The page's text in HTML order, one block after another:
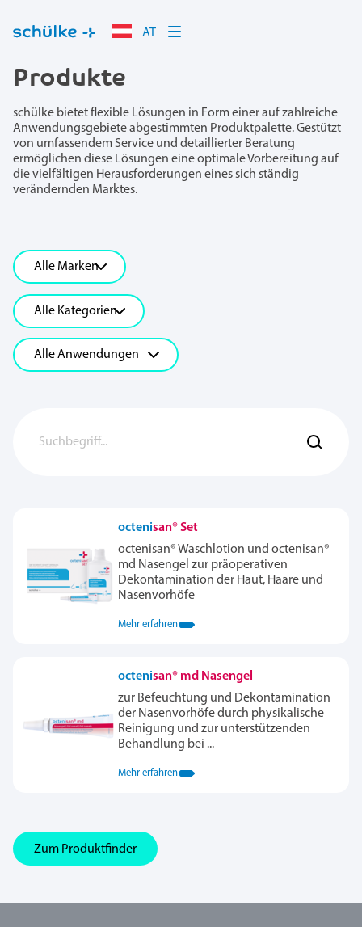
AT
Produkte
schülke bietet flexible Lösungen in Form einer auf zahlreiche
Anwendungsgebiete abgestimmten Produktpalette. Gestützt
von umfassendem Service und detaillierter Beratung
ermöglichen diese Lösungen eine optimale Vorbereitung auf
die vielfältigen Herausforderungen eines sich ständig
verändernden Marktes.
octenisan® Set
octenisan® Waschlotion und octenisan®
md Nasengel zur präoperativen
Dekontamination der Haut, Haare und
Nasenvorhöfe
Mehr erfahren
octenisan® md Nasengel
zur Befeuchtung und Dekontamination
der Nasenvorhöfe durch physikalische
Reinigung und zur unterstützenden
Behandlung bei ...
Mehr erfahren
Zum Produktfinder